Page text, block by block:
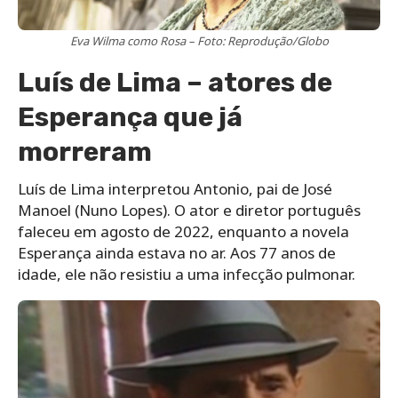
Eva Wilma como Rosa – Foto: Reprodução/Globo
Luís de Lima – atores de
Esperança que já
morreram
Luís de Lima interpretou Antonio, pai de José
Manoel (Nuno Lopes). O ator e diretor português
faleceu em agosto de 2022, enquanto a novela
Esperança ainda estava no ar. Aos 77 anos de
idade, ele não resistiu a uma infecção pulmonar.